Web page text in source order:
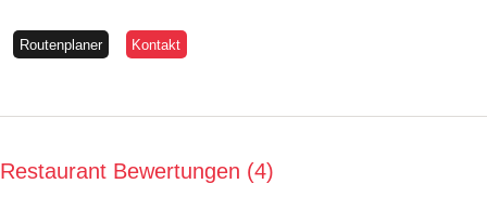
Routenplaner Kontakt
Restaurant Bewertungen 4